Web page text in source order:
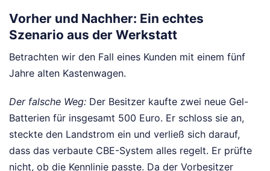
Vorher und Nachher: Ein echtes
Szenario aus der Werkstatt
Betrachten wir den Fall eines Kunden mit einem fünf
Jahre alten Kastenwagen.
Der falsche Weg: Der Besitzer kaufte zwei neue Gel-
Batterien für insgesamt 500 Euro. Er schloss sie an,
steckte den Landstrom ein und verließ sich darauf,
dass das verbaute CBE-System alles regelt. Er prüfte
nicht, ob die Kennlinie passte. Da der Vorbesitzer